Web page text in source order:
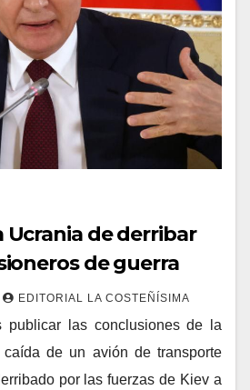
Ucrania de derribar
de guerra
EDITORIAL LA COSTEÑÍSIMA
publicar las conclusiones de la
de un avión de transporte
por las fuerzas de Kiev a